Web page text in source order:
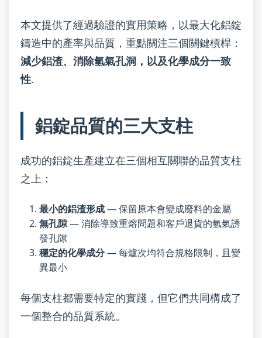
本文提供了經過驗證的實用策略，以最大化鋁錠
鑄造中的產率與品質，重點關注三個關鍵槓桿：
減少鋁渣、消除氫氣孔洞，以及化學成分一致
性.
鋁錠品質的三大支柱
成功的鋁錠生產建立在三個相互關聯的品質支柱
之上：
最小的鋁渣形成— 保留原本會變成廢料的金屬
無孔隙— 消除導致重熔問題和客戶退貨的氫氣誘
發孔隙
穩定的化學成分— 每爐次均符合規格限制，且變
異最小
每個支柱都需要特定的實踐，但它們共同構成了
一個整合的品質系統。